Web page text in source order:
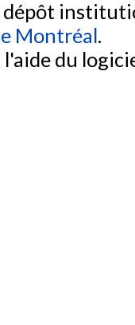
dépôt
Montréal.
l'aide du